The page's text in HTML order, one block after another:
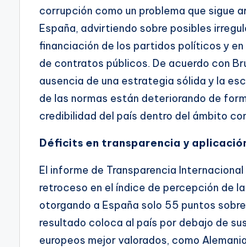
corrupción como un problema que sigue
España, advirtiendo sobre posibles
financiación de los partidos políticos y en
de contratos públicos. De acuerdo con
ausencia de una estrategia sólida y la
de las normas están deteriorando de
credibilidad del país dentro del ámbito
Déficits en transparencia y
El informe de Transparencia Internacional
retroceso en el índice de percepción de
otorgando a España solo 55 puntos
resultado coloca al país por debajo de
europeos mejor valorados, como